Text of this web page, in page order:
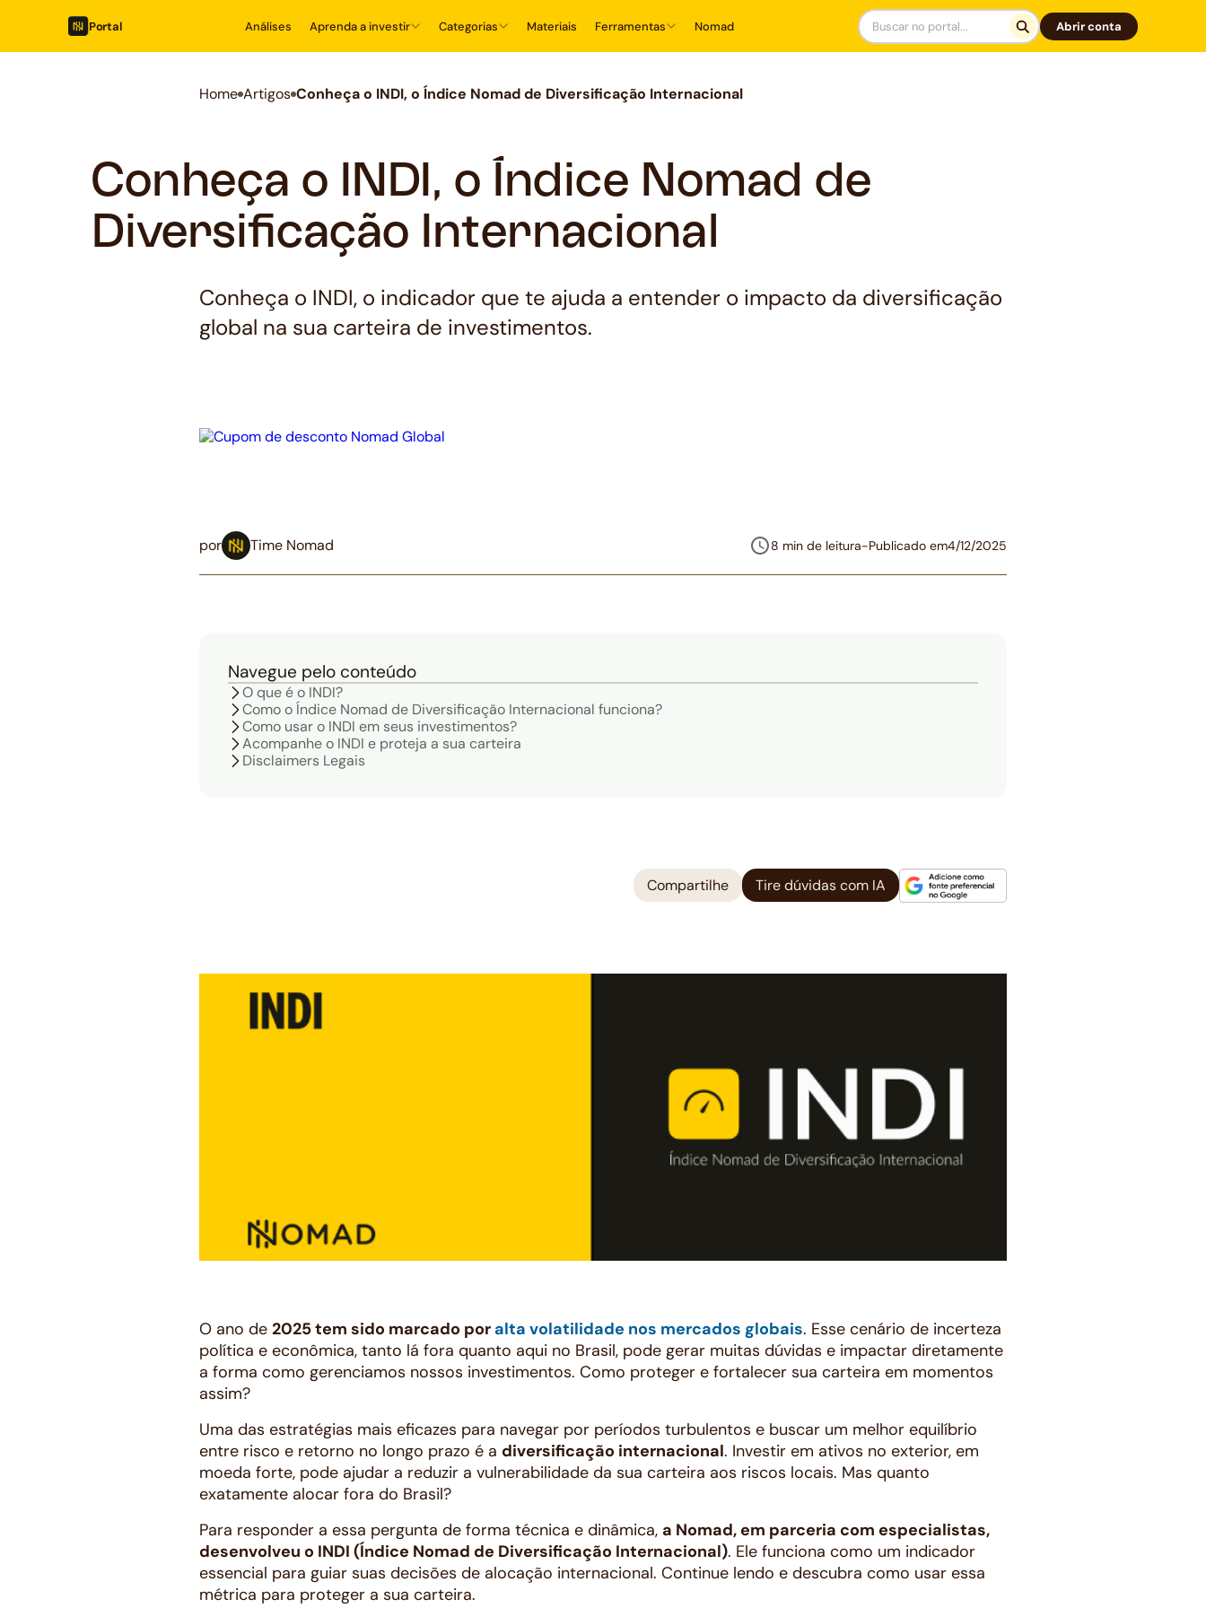
Portal Análises Aprenda a investir Categorias Materiais Ferramentas Nomad Abrir conta
Home Artigos Conheça o INDI, o Índice Nomad de Diversificação Internacional
Conheça o INDI, o Índice Nomad de
Diversificação Internacional
Conheça o INDI, o indicador que te ajuda a entender o impacto da diversificação
global na sua carteira de investimentos.
por Time Nomad 8 min de leitura-Publicado em4/12/2025
Navegue pelo conteúdo
O que é o INDI?
Como o Índice Nomad de Diversificação Internacional funciona?
Como usar o INDI em seus investimentos?
Acompanhe o INDI e proteja a sua carteira
Disclaimers Legais
Compartilhe Tire dúvidas com IA
O ano de 2025 tem sido marcado por alta volatilidade nos mercados globais. Esse cenário de incerteza
política e econômica, tanto lá fora quanto aqui no Brasil, pode gerar muitas dúvidas e impactar diretamente
a forma como gerenciamos nossos investimentos. Como proteger e fortalecer sua carteira em momentos
assim?
Uma das estratégias mais eficazes para navegar por períodos turbulentos e buscar um melhor equilíbrio
entre risco e retorno no longo prazo é a diversificação internacional. Investir em ativos no exterior, em
moeda forte, pode ajudar a reduzir a vulnerabilidade da sua carteira aos riscos locais. Mas quanto
exatamente alocar fora do Brasil?
Para responder a essa pergunta de forma técnica e dinâmica, a Nomad, em parceria com especialistas,
desenvolveu o INDI (Índice Nomad de Diversificação Internacional). Ele funciona como um indicador
essencial para guiar suas decisões de alocação internacional. Continue lendo e descubra como usar essa
métrica para proteger a sua carteira.